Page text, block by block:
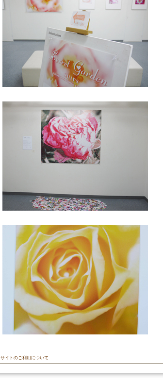
サイトのご利用について